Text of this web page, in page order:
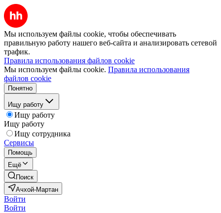
Мы используем файлы cookie, чтобы обеспечивать
правильную работу нашего веб-сайта и анализировать сетевой
трафик.
Правила использования файлов cookie
Мы используем файлы cookie. Правила использования
файлов cookie
Понятно
Ищу работу
Ищу работу
Ищу работу
Ищу сотрудника
Сервисы
Помощь
Ещё
Поиск
Ачхой-Мартан
Войти
Войти